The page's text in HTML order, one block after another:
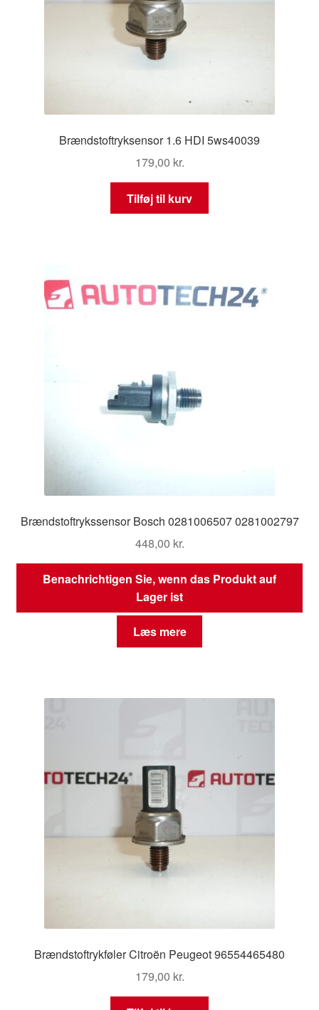
Brændstoftryksensor 1.6 HDI 5ws40039
179,00 kr.
Tilføj til kurv
Brændstoftrykssensor Bosch 0281006507 0281002797
448,00 kr.
Benachrichtigen Sie, wenn das Produkt auf
Lager ist
Læs mere
Brændstoftrykføler Citroën Peugeot 96554465480
179,00 kr.